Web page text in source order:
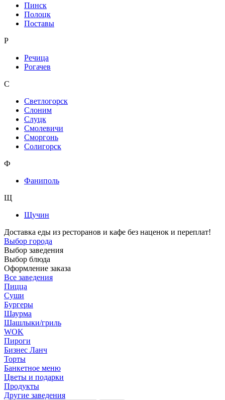
Пинск
Полоцк
Поставы
Р
Речица
Рогачев
С
Светлогорск
Слоним
Слуцк
Смолевичи
Сморгонь
Солигорск
Ф
Фаниполь
Щ
Щучин
Доставка еды из ресторанов и кафе без наценок и переплат!
Выбор города
Выбор заведения
Выбор блюда
Оформление заказа
Все заведения
Пицца
Суши
Бургеры
Шаурма
Шашлыки/гриль
WOK
Пироги
Бизнес Ланч
Торты
Банкетное меню
Цветы и подарки
Продукты
Другие заведения